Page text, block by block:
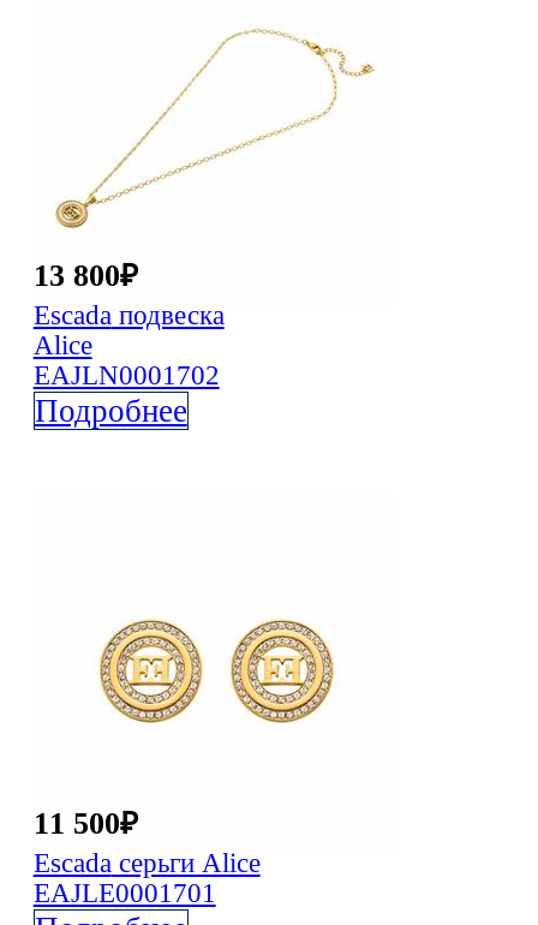
13 800₽
Escadaподвеска
Alice
EAJLN0001702
Подробнее
11 500₽
Escadaсерьги Alice
EAJLE0001701